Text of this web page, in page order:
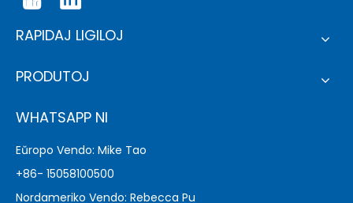
RAPIDAJ LIGILOJ
PRODUTOJ
WHATSAPP NI
Eŭropo Vendo: Mike Tao
+86- 15058100500
Nordameriko Vendo: Rebecca Pu